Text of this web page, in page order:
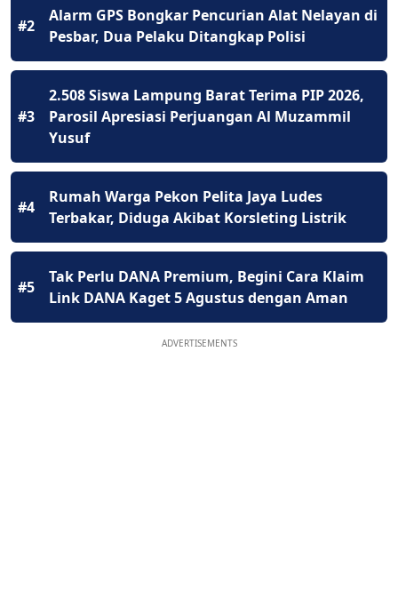
#2
Alarm GPS Bongkar Pencurian Alat Nelayan di
Pesbar, Dua Pelaku Ditangkap Polisi
#3
2.508 Siswa Lampung Barat Terima PIP 2026,
Parosil Apresiasi Perjuangan Al Muzammil
Yusuf
#4
Rumah Warga Pekon Pelita Jaya Ludes
Terbakar, Diduga Akibat Korsleting Listrik
#5
Tak Perlu DANA Premium, Begini Cara Klaim
Link DANA Kaget 5 Agustus dengan Aman
ADVERTISEMENTS